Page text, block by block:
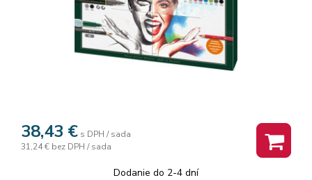
38,43 € s DPH / sada
31,24 € bez DPH / sada
Dodanie do 2-4 dní